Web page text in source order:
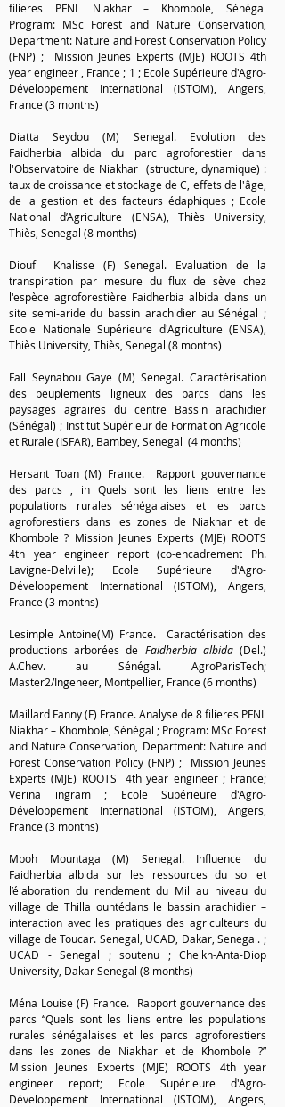
filieres PFNL Niakhar – Khombole, Sénégal
Program: MSc Forest and Nature Conservation,
Department: Nature and Forest Conservation Policy
(FNP) ; Mission Jeunes Experts (MJE) ROOTS 4th
year engineer , France ; 1 ; Ecole Supérieure d'Agro-
Développement International (ISTOM), Angers,
France (3 months)
Diatta Seydou (M) Senegal. Evolution des
Faidherbia albida du parc agroforestier dans
l'Observatoire de Niakhar (structure, dynamique) :
taux de croissance et stockage de C, effets de l'âge,
de la gestion et des facteurs édaphiques ; Ecole
National d’Agriculture (ENSA), Thiès University,
Thiès, Senegal (8 months)
Diouf Khalisse (F) Senegal. Evaluation de la
transpiration par mesure du flux de sève chez
l'espèce agroforestière Faidherbia albida dans un
site semi-aride du bassin arachidier au Sénégal ;
Ecole Nationale Supérieure d'Agriculture (ENSA),
Thiès University, Thiès, Senegal (8 months)
Fall Seynabou Gaye (M) Senegal. Caractérisation
des peuplements ligneux des parcs dans les
paysages agraires du centre Bassin arachidier
(Sénégal) ; Institut Supérieur de Formation Agricole
et Rurale (ISFAR), Bambey, Senegal (4 months)
Hersant Toan (M) France. Rapport gouvernance
des parcs , in Quels sont les liens entre les
populations rurales sénégalaises et les parcs
agroforestiers dans les zones de Niakhar et de
Khombole ? Mission Jeunes Experts (MJE) ROOTS
4th year engineer report (co-encadrement Ph.
Lavigne-Delville); Ecole Supérieure d'Agro-
Développement International (ISTOM), Angers,
France (3 months)
Lesimple Antoine(M) France. Caractérisation des
productions arborées de Faidherbia albida(Del.)
A.Chev. au Sénégal. AgroParisTech;
Master2/Ingeneer, Montpellier, France (6 months)
Maillard Fanny (F) France. Analyse de 8 filieres PFNL
Niakhar – Khombole, Sénégal ; Program: MSc Forest
and Nature Conservation, Department: Nature and
Forest Conservation Policy (FNP) ; Mission Jeunes
Experts (MJE) ROOTS 4th year engineer ; France;
Verina ingram ; Ecole Supérieure d'Agro-
Développement International (ISTOM), Angers,
France (3 months)
Mboh Mountaga (M) Senegal. Influence du
Faidherbia albida sur les ressources du sol et
l’élaboration du rendement du Mil au niveau du
village de Thilla ountédans le bassin arachidier –
interaction avec les pratiques des agriculteurs du
village de Toucar. Senegal, UCAD, Dakar, Senegal. ;
UCAD - Senegal ; soutenu ; Cheikh-Anta-Diop
University, Dakar Senegal (8 months)
Ména Louise (F) France. Rapport gouvernance des
parcs “Quels sont les liens entre les populations
rurales sénégalaises et les parcs agroforestiers
dans les zones de Niakhar et de Khombole ?”
Mission Jeunes Experts (MJE) ROOTS 4th year
engineer report; Ecole Supérieure d'Agro-
Développement International (ISTOM), Angers,